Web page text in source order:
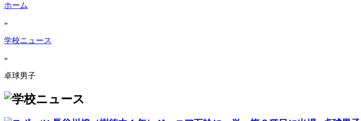
ホーム
»
学校ニュース
»
卓球男子